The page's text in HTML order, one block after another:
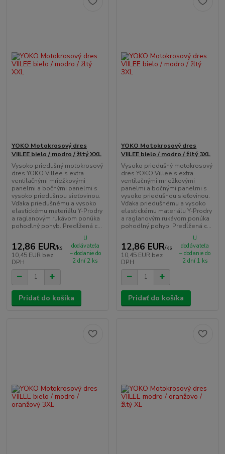
YOKO Motokrosový dres
VIILEE bielo / modro / žltý XXL
Vysoko priedušný motokrosový
dres YOKO Villee s extra
ventilačnými mriežkovými
panelmi a bočnými panelmi s
vysoko priedušnou sieťovinou.
Vďaka priedušnému a vysoko
elastickému materiálu Y-Prodry
a raglanovým rukávom ponúka
pohodlný pohyb. Predĺžená c...
12,86 EUR/ks
10,45 EUR bez
DPH
U
dodávateľa
– dodanie do
2 dní 2 ks
Pridať do košíka
YOKO Motokrosový dres
VIILEE bielo / modro / žltý 3XL
Vysoko priedušný motokrosový
dres YOKO Villee s extra
ventilačnými mriežkovými
panelmi a bočnými panelmi s
vysoko priedušnou sieťovinou.
Vďaka priedušnému a vysoko
elastickému materiálu Y-Prodry
a raglanovým rukávom ponúka
pohodlný pohyb. Predĺžená c...
12,86 EUR/ks
10,45 EUR bez
DPH
U
dodávateľa
– dodanie do
2 dní 1 ks
Pridať do košíka